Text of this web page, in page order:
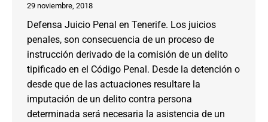
29 noviembre, 2018
Defensa Juicio Penal en Tenerife. Los juicios
penales, son consecuencia de un proceso de
instrucción derivado de la comisión de un delito
tipificado en el Código Penal. Desde la detención o
desde que de las actuaciones resultare la
imputación de un delito contra persona
determinada será necesaria la asistencia de un